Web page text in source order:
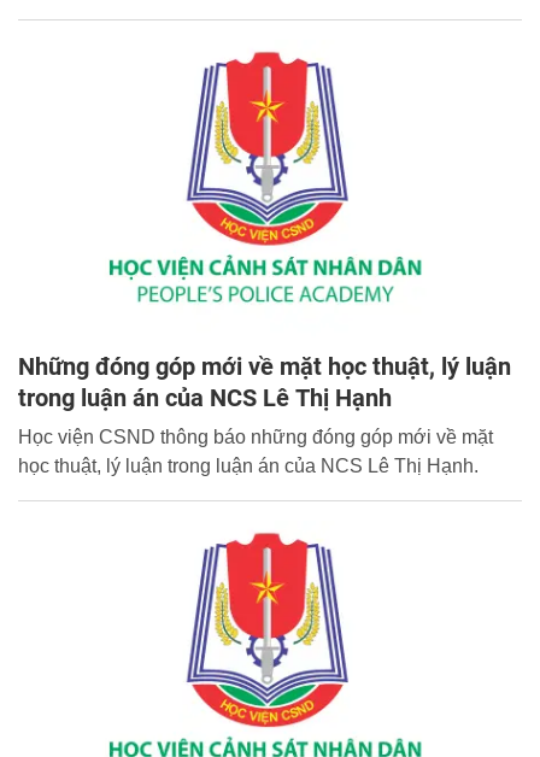
Những đóng góp mới về mặt học thuật, lý luận
trong luận án của NCS Lê Thị Hạnh
Học viện CSND thông báo những đóng góp mới về mặt
học thuật, lý luận trong luận án của NCS Lê Thị Hạnh.